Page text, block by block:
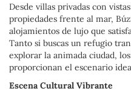
Desde villas privadas con
propiedades frente al mar,
alojamientos de lujo que
Tanto si buscas un refugio
explorar la animada ciudad,
proporcionan el escenario
Escena Cultural Vibrante